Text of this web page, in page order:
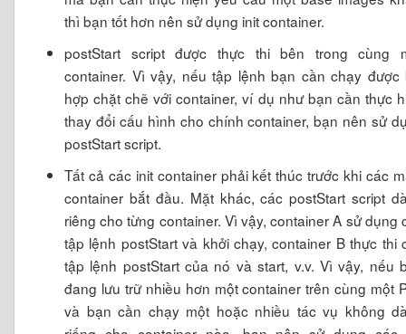
thì bạn tốt hơn nên sử dụng init container.
postStart script được thực thi bên trong cùng
container. Vì vậy, nếu tập lệnh bạn cần chạy được
hợp chặt chẽ với container, ví dụ như bạn cần thực
thay đổi cấu hình cho chính container, bạn nên sử
postStart script.
Tất cả các init container phải kết thúc trước khi các
container bắt đầu. Mặt khác, các postStart script
riêng cho từng container. Vì vậy, container A sử dụng
tập lệnh postStart và khởi chạy, container B thực thi
tập lệnh postStart của nó và start, v.v. Vì vậy, nếu
đang lưu trữ nhiều hơn một container trên cùng một
và bạn cần chạy một hoặc nhiều tác vụ không